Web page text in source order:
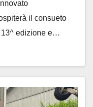
il consueto
13^ edizione e…